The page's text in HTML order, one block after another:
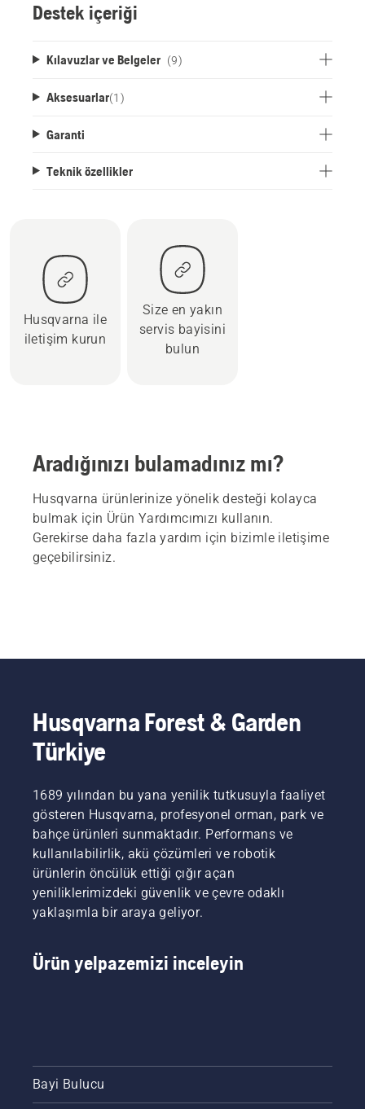
Destek içeriği
Kılavuzlar ve Belgeler (9)
Aksesuarlar(1 )
Garanti
Teknik özellikler
Husqvarna ile
iletişim kurun
Size en yakın
servis bayisini
bulun
Aradığınızı bulamadınız mı?
Husqvarna ürünlerinize yönelik desteği kolayca
bulmak için Ürün Yardımcımızı kullanın.
Gerekirse daha fazla yardım için bizimle iletişime
geçebilirsiniz.
Husqvarna Forest & Garden
Türkiye
1689 yılından bu yana yenilik tutkusuyla faaliyet
gösteren Husqvarna, profesyonel orman, park ve
bahçe ürünleri sunmaktadır. Performans ve
kullanılabilirlik, akü çözümleri ve robotik
ürünlerin öncülük ettiği çığır açan
yeniliklerimizdeki güvenlik ve çevre odaklı
yaklaşımla bir araya geliyor.
Ürün yelpazemizi inceleyin
Bayi Bulucu